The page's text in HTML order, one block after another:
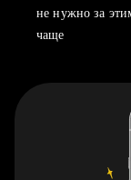
не нужно за
чаще